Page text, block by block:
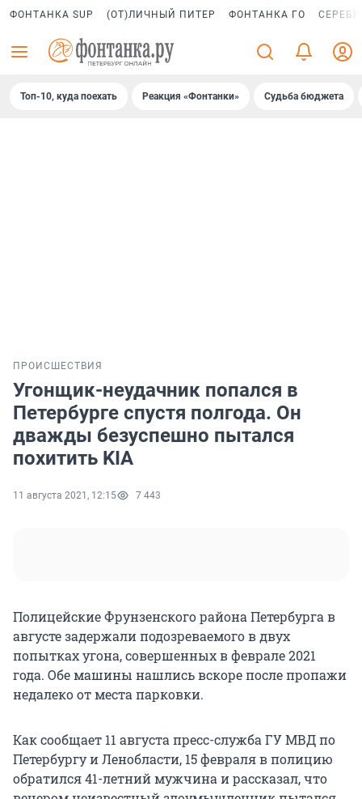
ФОНТАНКА SUP (ОТ)ЛИЧНЫЙ ПИТЕР ФОНТАНКА ГО
Топ-10, куда поехать Реакция «Фонтанки» Судьба бюджета
ПРОИСШЕСТВИЯ
Угонщик-неудачник попался в
Петербурге спустя полгода. Он
дважды безуспешно пытался
похитить KIA
11 августа 2021, 12:15 7 443
Полицейские Фрунзенского района Петербурга в
августе задержали подозреваемого в двух
попытках угона, совершенных в феврале 2021
года. Обе машины нашлись вскоре после пропажи
недалеко от места парковки.
Как сообщает 11 августа пресс-служба ГУ МВД по
Петербургу и Ленобласти, 15 февраля в полицию
обратился 41-летний мужчина и рассказал, что